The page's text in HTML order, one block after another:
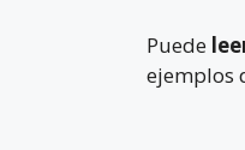
Puede
ejemplos